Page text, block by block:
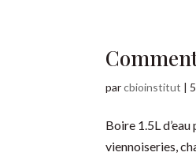
parcbioinstitut |
Boire 1.5L
viennoiseries,